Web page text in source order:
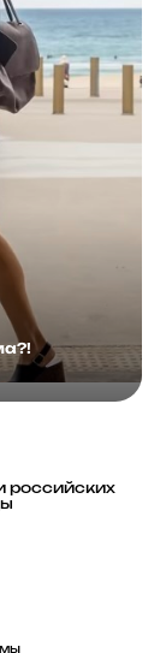
российских